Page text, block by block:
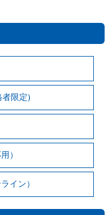
者限定)
）
イン）